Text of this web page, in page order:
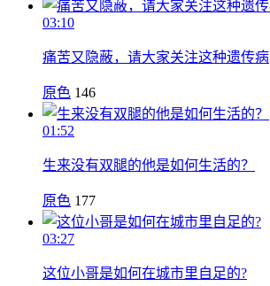
03:10
痛苦又隐蔽，请大家关注这种遗传病
原色 146
01:52
生来没有双腿的他是如何生活的？
原色 177
03:27
这位小哥是如何在城市里自足的?